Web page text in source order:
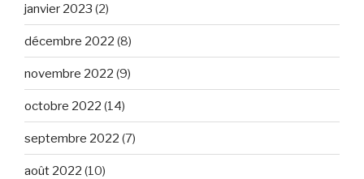
janvier 2023 (2)
décembre 2022 (8)
novembre 2022 (9)
octobre 2022 (14)
septembre 2022 (7)
août 2022 (10)